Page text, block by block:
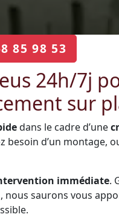
85 98 53
24h/7j
sur
dans le cadre d’une
besoin d’un montage,
immédiate.
nous saurons vous